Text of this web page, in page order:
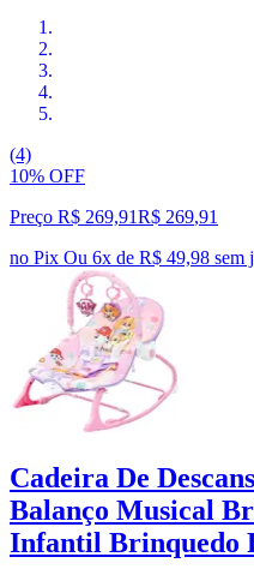
(4)
10% OFF
Preço R$ 269,91R$ 269,91
no Pix Ou 6x de R$ 49,98 sem
Cadeira De
Balanço Musical
Infantil Brinquedo